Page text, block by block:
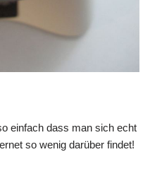
einfach dass man sich echt
so wenig darüber findet!